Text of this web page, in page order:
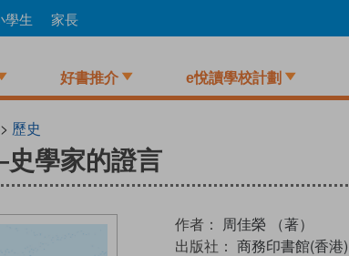
學生 家長
好書推介 e悅讀學校計劃
> 歷史
學家的證言
作者： 周佳榮 （著）
出版社： 商務印書館(香港)